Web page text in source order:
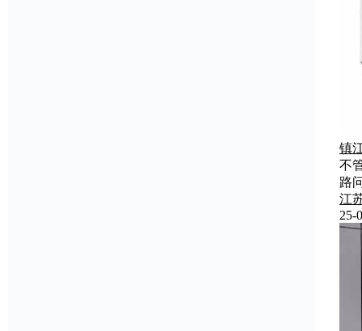
镇
不
路
江
25-